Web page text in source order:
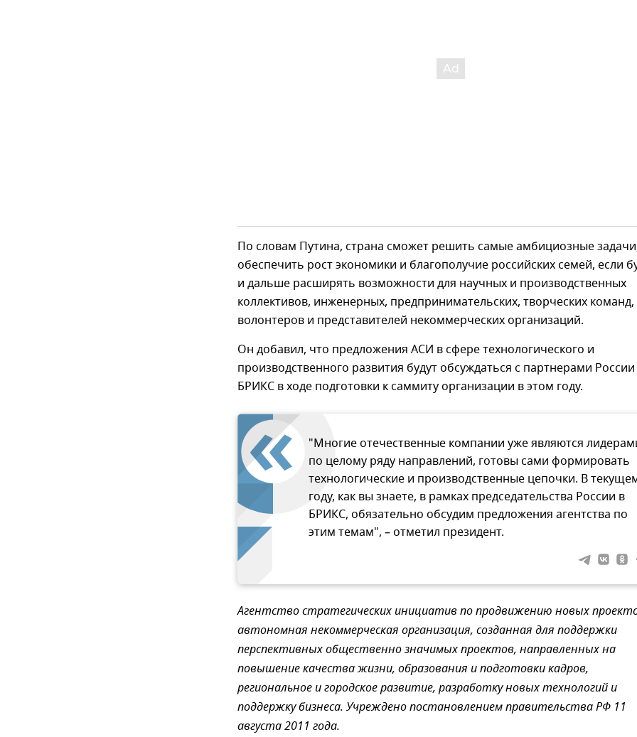
По словам Путина, страна сможет решить самые амбициозные
обеспечить рост экономики и благополучие российских семей, если
и дальше расширять возможности для научных и производственных
коллективов, инженерных, предпринимательских, творческих команд,
волонтеров и представителей некоммерческих организаций.
Он добавил, что предложения АСИ в сфере технологического и
производственного развития будут обсуждаться с партнерами
БРИКС в ходе подготовки к саммиту организации в этом году.
"Многие отечественные компании уже являются
по целому ряду направлений, готовы сами формировать
технологические и производственные цепочки. В
году, как вы знаете, в рамках председательства России в
БРИКС, обязательно обсудим предложения агентства по
этим темам", – отметил президент.
Агентство стратегических инициатив по продвижению новых
автономная некоммерческая организация, созданная для поддержки
перспективных общественно значимых проектов, направленных на
повышение качества жизни, образования и подготовки кадров,
региональное и городское развитие, разработку новых технологий и
поддержку бизнеса.Учреждено постановлением правительства РФ 11
августа 2011 года.